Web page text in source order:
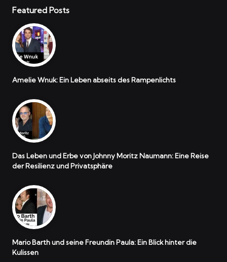
Featured Posts
Amelie Wnuk: Ein Leben abseits des Rampenlichts
Das Leben und Erbe von Johnny Moritz Naumann: Eine Reise
der Resilienz und Privatsphäre
Mario Barth und seine Freundin Paula: Ein Blick hinter die
Kulissen